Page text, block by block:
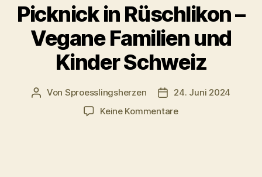
Picknick in Rüschlikon –
Vegane Familien und
Kinder Schweiz
Beitragsautor
Von Sproesslingsherzen
24. Juni 2024
Keine Kommentarezu